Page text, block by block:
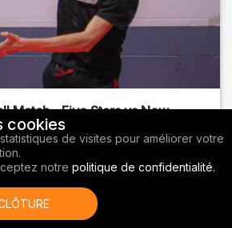
Match - Five Stars vs New
, FL
cookies
de visites pour améliorer votre
notre politique de confidentialité.